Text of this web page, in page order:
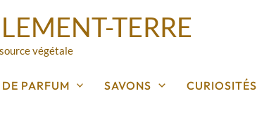
TERRE
végétale
PARFUM SAVONS CURIOSITÉS